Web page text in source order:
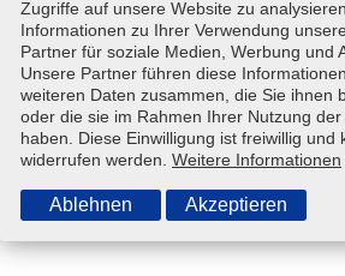
Kontaktperson
Telefon
E-Mail-Adresse
Technische Angaben
Zugriffe auf unsere Website zu
Informationen zu Ihrer Verwendung
Partner für soziale Medien, Werbung und
Unsere Partner führen diese
weiteren Daten zusammen, die Sie ihnen
oder die sie im Rahmen Ihrer Nutzung
haben. Diese Einwilligung ist freiwillig und
widerrufen werden. Weitere Informationen
Ablehnen Akzeptieren